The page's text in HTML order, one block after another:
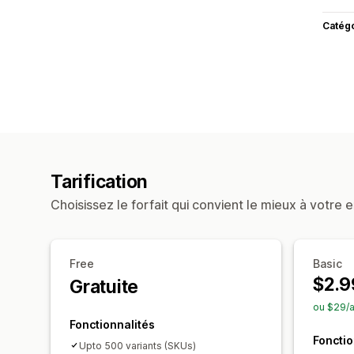
Tarification
Choisissez le forfait qui convient le mieux à votre
Free
Gratuite
Fonctionnalités
Upto 500 variants (SKUs)
Basic
ou $29/